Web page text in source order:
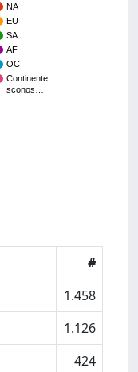
NA
EU
SA
AF
OC
Continente
sconos…
#
1.458
1.126
424